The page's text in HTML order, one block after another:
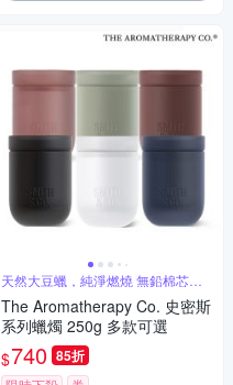
天然大豆蠟，純淨燃燒 無鉛棉芯，
環保安全
The Aromatherapy Co. 史密斯
系列蠟燭 250g 多款可選
$740 85折